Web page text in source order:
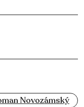
Novozámský